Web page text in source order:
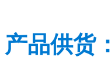
产品供货：